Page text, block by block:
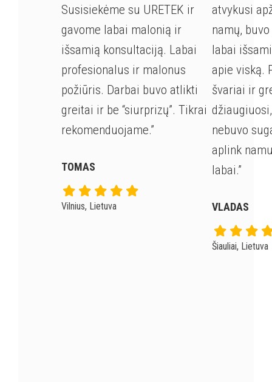
Susisiekėme su URETEK ir
gavome labai malonią ir
išsamią konsultaciją. Labai
profesionalus ir malonus
požiūris. Darbai buvo atlikti
greitai ir be “siurprizų”. Tikrai
rekomenduojame.”
TOMAS
Vilnius, Lietuva
atvykusi
namų,
labai
apie viską.
švariai ir
nebuvo
aplink
labai.”
VLADAS
Šiauliai, Lietuva